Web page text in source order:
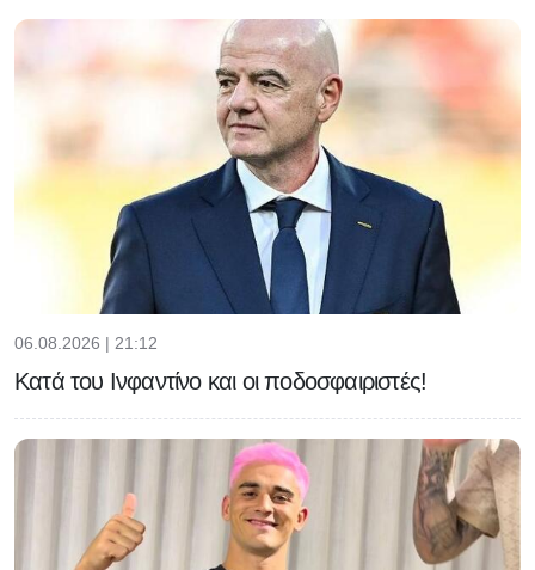
06.08.2026 | 21:12
Κατά του Ινφαντίνο και οι ποδοσφαιριστές!